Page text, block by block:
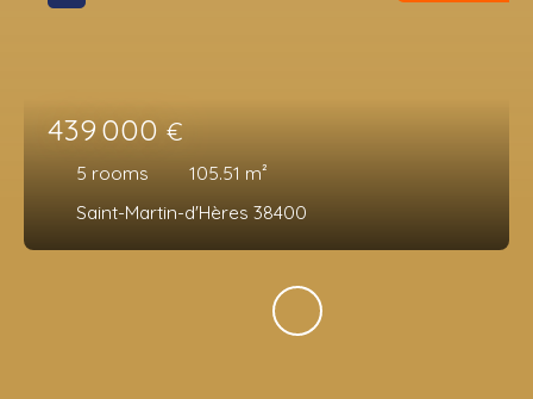
439 000 €
5 rooms 105.51 m²
Saint-Martin-d'Hères 38400